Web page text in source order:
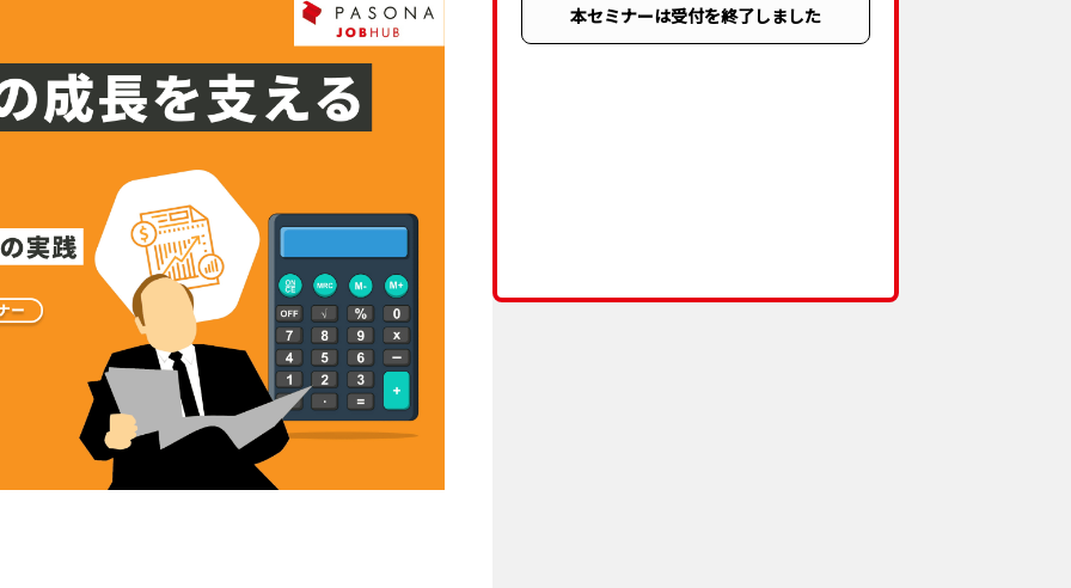
本セミナーは受付を終了しました